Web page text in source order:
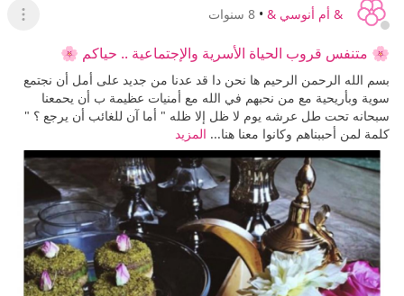
& أم أنوسي & • 8 سنوات
عرض
🌸 متنفس قروب الحياة الأسرية والإجتماعية .. حياكم 🌸
بسم الله الرحمن الرحيم ها نحن دا قد عدنا من جديد على أمل أن نجتمع
سوية وبأريحية مع من نحبهم في الله مع أمنيات عظيمة ب أن يحمعنا
سبحانه تحت طل عرشه يوم لا ظل إلا ظله " أما آن للغائب أن يرجع ؟ "
كلمة لمن أحببناهم وكانوا معنا هنا... المزيد